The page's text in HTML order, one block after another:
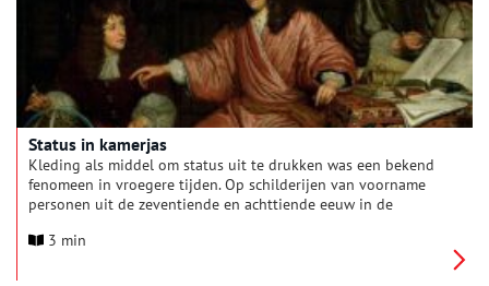
Status in kamerjas
Kleding als middel om status uit te drukken was een bekend
fenomeen in vroegere tijden. Op schilderijen van voorname
personen uit de zeventiende en achttiende eeuw in de
voren.
3 min